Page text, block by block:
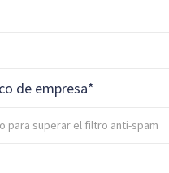
de empresa*